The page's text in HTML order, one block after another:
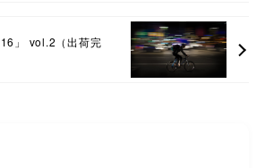
」 vol.2（出荷完